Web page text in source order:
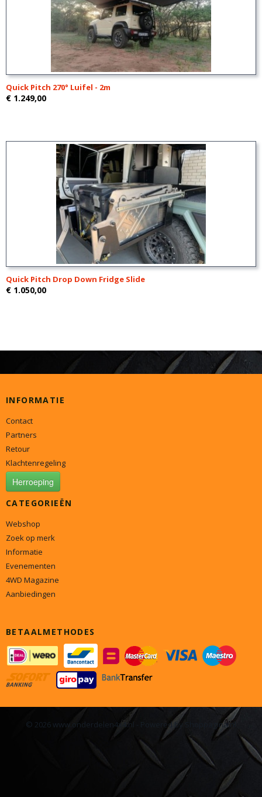
Quick Pitch 270° Luifel - 2m
€ 1.249,00
Quick Pitch Drop Down Fridge Slide
€ 1.050,00
INFORMATIE
Contact
Partners
Retour
Klachtenregeling
Herroeping
CATEGORIEËN
Webshop
Zoek op merk
Informatie
Evenementen
4WD Magazine
Aanbiedingen
BETAALMETHODES
© 2026 www.onderdelen4x4.nl - Powered by Shoppagina.nl